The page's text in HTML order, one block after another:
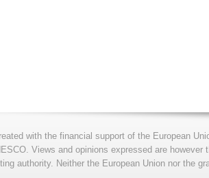
with the financial support of the European
Views and opinions expressed are
authority. Neither the European Union nor the